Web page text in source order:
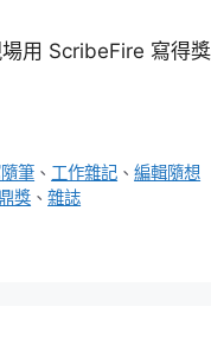
用 ScribeFire 寫得
筆 、 工作雜記 、編輯隨想
獎 、雜誌